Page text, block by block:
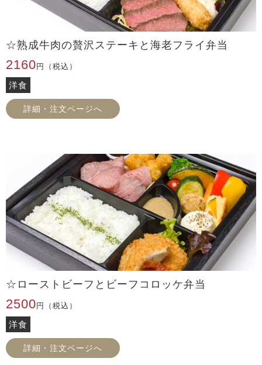
☆熟成牛肉の贅沢ステーキと海老フライ弁当
2160 円（税込）
洋食
詳細・注文ページへ
☆ローストビーフとビーフコロッケ弁当
2500 円（税込）
洋食
詳細・注文ページへ